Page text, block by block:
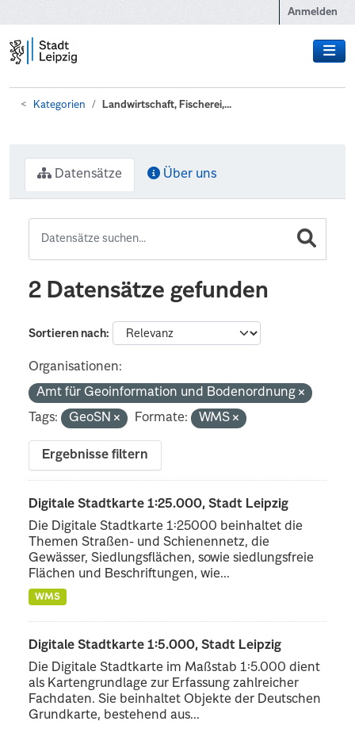
Anmelden
Kategorien Landwirtschaft, Fischerei,...
Datensätze Über uns
2 Datensätze gefunden
Sortieren nach
Organisationen:
Amt für Geoinformation und Bodenordnung
Tags:
GeoSN Formate: WMS
Ergebnisse filtern
Digitale Stadtkarte 1:25.000, Stadt Leipzig
Die Digitale Stadtkarte 1:25000 beinhaltet die
Themen Straßen- und Schienennetz, die
Gewässer, Siedlungsflächen, sowie siedlungsfreie
Flächen und Beschriftungen, wie...
WMS
Digitale Stadtkarte 1:5.000, Stadt Leipzig
Die Digitale Stadtkarte im Maßstab 1:5.000 dient
als Kartengrundlage zur Erfassung zahlreicher
Fachdaten. Sie beinhaltet Objekte der Deutschen
Grundkarte, bestehend aus...